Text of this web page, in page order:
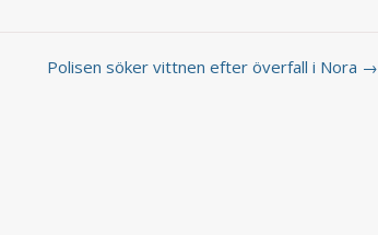
Polisen söker vittnen efter överfall i Nora →